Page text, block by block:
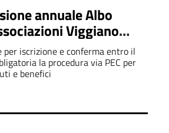
annuale Albo
Viggiano
per iscrizione e conferma entro il
la procedura via PEC per
e benefici